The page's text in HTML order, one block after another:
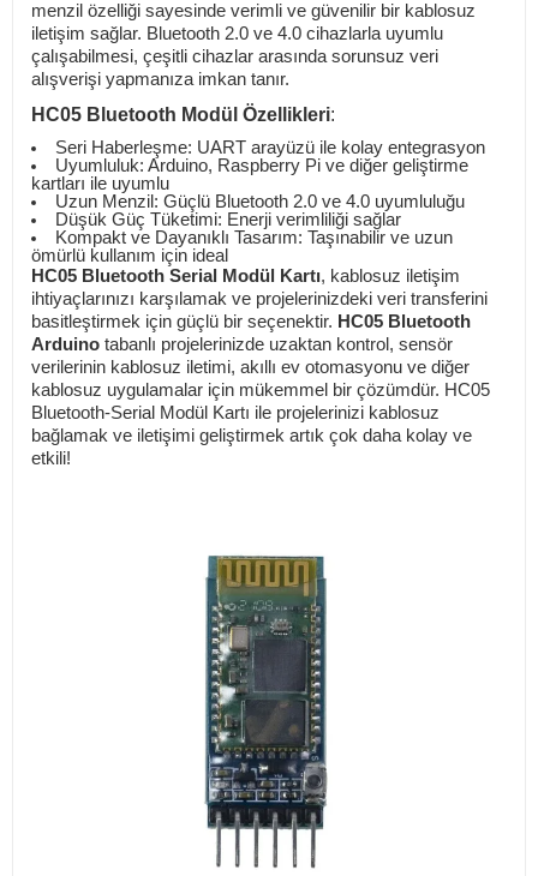
menzil özelliği sayesinde verimli ve güvenilir bir kablosuz
iletişim sağlar. Bluetooth 2.0 ve 4.0 cihazlarla uyumlu
çalışabilmesi, çeşitli cihazlar arasında sorunsuz veri
alışverişi yapmanıza imkan tanır.
HC05 Bluetooth Modül Özellikleri:
Seri Haberleşme: UART arayüzü ile kolay entegrasyon
Uyumluluk: Arduino, Raspberry Pi ve diğer geliştirme
kartları ile uyumlu
Uzun Menzil: Güçlü Bluetooth 2.0 ve 4.0 uyumluluğu
Düşük Güç Tüketimi: Enerji verimliliği sağlar
Kompakt ve Dayanıklı Tasarım: Taşınabilir ve uzun
ömürlü kullanım için ideal
HC05 Bluetooth Serial Modül Kartı, kablosuz iletişim
ihtiyaçlarınızı karşılamak ve projelerinizdeki veri transferini
basitleştirmek için güçlü bir seçenektir. HC05 Bluetooth
Arduino tabanlı projelerinizde uzaktan kontrol, sensör
verilerinin kablosuz iletimi, akıllı ev otomasyonu ve diğer
kablosuz uygulamalar için mükemmel bir çözümdür. HC05
Bluetooth-Serial Modül Kartı ile projelerinizi kablosuz
bağlamak ve iletişimi geliştirmek artık çok daha kolay ve
etkili!